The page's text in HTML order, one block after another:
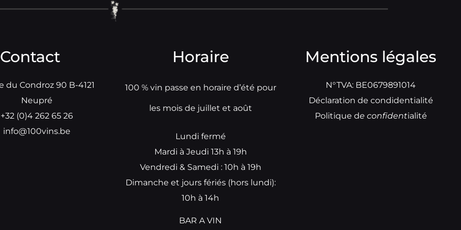
Contact
du Condroz 90 B-4121
Neupré
+32 (0)4 262 65 26
info@100vins.be
Horaire
100 % vin passe en horaire d’été pour
les mois de juillet et août
Lundi fermé
Mardi à Jeudi 13h à 19h
Vendredi & Samedi : 10h à 19h
Dimanche et jours fériés (hors lundi):
10h à 14h
BAR A VIN
Mentions légales
N°TVA: BE0679891014
Déclaration de condidentialité
Politique de confidentialité